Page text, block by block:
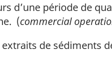
d’une période de
(commercial
de sédiments